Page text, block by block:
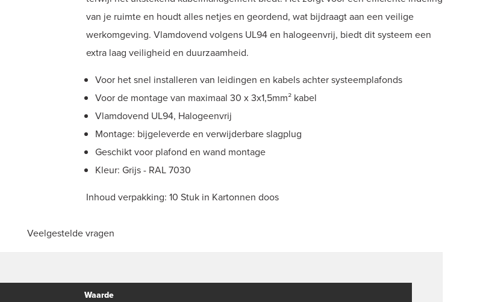
van je ruimte en houdt alles netjes en geordend, wat bijdraagt aan een veilige
werkomgeving. Vlamdovend volgens UL94 en halogeenvrij, biedt dit systeem een
extra laag veiligheid en duurzaamheid.
Voor het snel installeren van leidingen en kabels achter systeemplafonds
Voor de montage van maximaal 30 x 3x1,5mm² kabel
Vlamdovend UL94, Halogeenvrij
Montage: bijgeleverde en verwijderbare slagplug
Geschikt voor plafond en wand montage
Kleur: Grijs - RAL 7030
Inhoud verpakking: 10 Stuk in Kartonnen doos
Veelgestelde vragen
Waarde